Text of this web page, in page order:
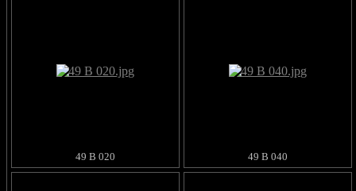
49 B 020 49 B 040